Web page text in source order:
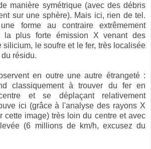
manière symétrique (avec des débris
sur une sphère). Mais ici, rien de tel.
forme au contraire extrêmement
la plus forte émission X venant des
silicium, le soufre et le fer, très localisée
résidu.
en outre une autre étrangeté :
classiquement à trouver du fer en
et se déplaçant relativement
ici (grâce à l'analyse des rayons X
cette image) très loin du centre et avec
(6 millions de km/h, excusez du